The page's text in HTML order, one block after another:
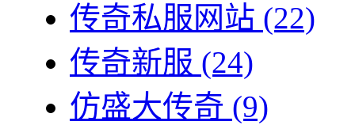
传奇私服网站 (22)
传奇新服 (24)
仿盛大传奇 (9)